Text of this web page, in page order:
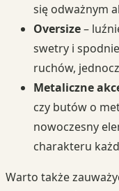
się odważnym
Oversize–
swetry i
ruchów,
Metaliczne
czy butów o
nowoczesny
charakteru
Warto także